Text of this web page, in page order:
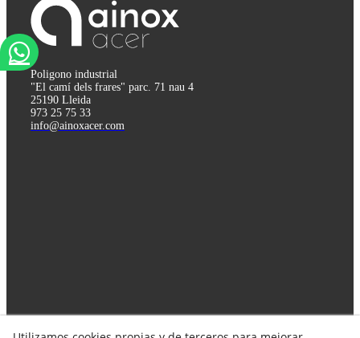
Poligono industrial
"El camí dels frares" parc. 71 nau 4
25190 Lleida
973 25 75 33
info@ainoxacer.com